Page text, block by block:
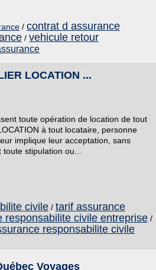
/ contrat d assurance
/ vehicule retour
LOCATION ...
toute opération de location de tout
à tout locataire, personne
implique leur acceptation, sans
stipulation ou...
civile / tarif assurance
responsabilite civile entreprise /
responsabilite civile
Voyages